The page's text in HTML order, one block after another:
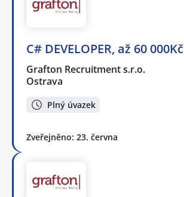
C# DEVELOPER, až 60 000Kč
Grafton Recruitment s.r.o.
Ostrava
Plný úvazek
Zveřejněno: 23. června